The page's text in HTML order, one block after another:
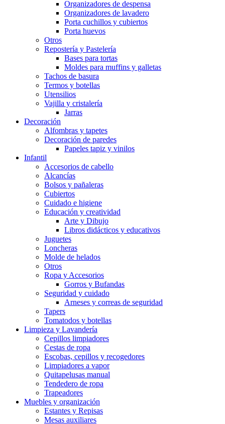
Organizadores de despensa
Organizadores de lavadero
Porta cuchillos y cubiertos
Porta huevos
Otros
Repostería y Pastelería
Bases para tortas
Moldes para muffins y galletas
Tachos de basura
Termos y botellas
Utensilios
Vajilla y cristalería
Jarras
Decoración
Alfombras y tapetes
Decoración de paredes
Papeles tapiz y vinilos
Infantil
Accesorios de cabello
Alcancías
Bolsos y pañaleras
Cubiertos
Cuidado e higiene
Educación y creatividad
Arte y Dibujo
Libros didácticos y educativos
Juguetes
Loncheras
Molde de helados
Otros
Ropa y Accesorios
Gorros y Bufandas
Seguridad y cuidado
Arneses y correas de seguridad
Tapers
Tomatodos y botellas
Limpieza y Lavandería
Cepillos limpiadores
Cestas de ropa
Escobas, cepillos y recogedores
Limpiadores a vapor
Quitapelusas manual
Tendedero de ropa
Trapeadores
Muebles y organización
Estantes y Repisas
Mesas auxiliares